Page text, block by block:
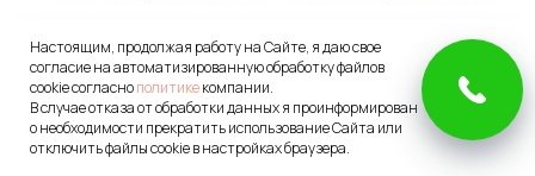
Принять все
Настройки Cookie
Настоящим, продолжая работу на Сайте, я даю свое
согласие на автоматизированную обработку файлов
cookie согласнополитикекомпании.
В случае отказа от обработки данных я проинформирован
о необходимости прекратить использование Сайта или
отключить файлы cookie в настройках браузера.
OK